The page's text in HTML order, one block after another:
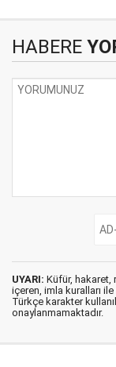
HABERE
UYARI: Küfür, hakaret,
içeren, imla kuralları ile
Türkçe karakter
onaylanmamaktadır.